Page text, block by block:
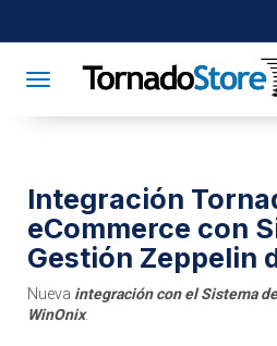
Toggle navigation
Integración
eCommerce con
Gestión Zeppelin
Nueva integración con el Sistema
WinOnix.